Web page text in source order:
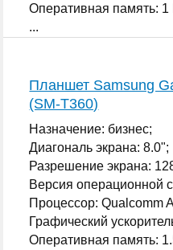
Оперативная память: 1
...
Планшет Samsung
(SM-T360)
Назначение: бизнес;
Диагональ экрана: 8.0";
Разрешение экрана:
Версия операционной
Процессор: Qualcomm
Графический
Оперативная память: